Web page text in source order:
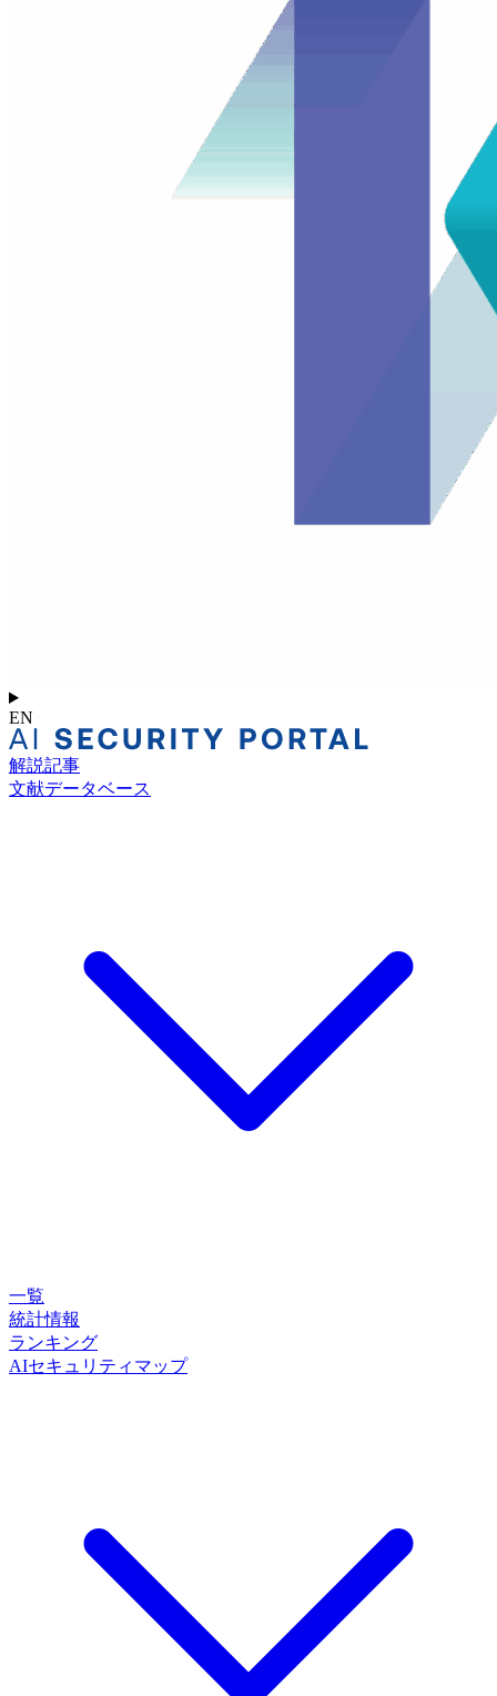
EN
解説記事
文献データベース
一覧
統計情報
ランキング
AIセキュリティマップ